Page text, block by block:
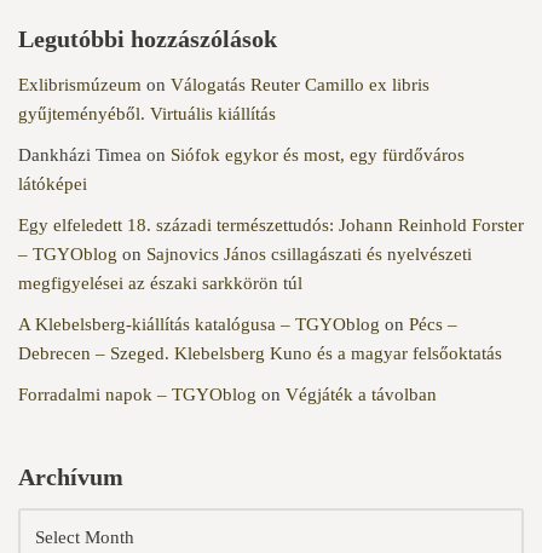
Legutóbbi hozzászólások
Exlibrismúzeum on Válogatás Reuter Camillo ex libris
gyűjteményéből. Virtuális kiállítás
Dankházi Timea on Siófok egykor és most, egy fürdőváros
látóképei
Egy elfeledett 18. századi természettudós: Johann Reinhold Forster
– TGYOblog on Sajnovics János csillagászati és nyelvészeti
megfigyelései az északi sarkkörön túl
A Klebelsberg-kiállítás katalógusa – TGYOblog on Pécs –
Debrecen – Szeged. Klebelsberg Kuno és a magyar felsőoktatás
Forradalmi napok – TGYOblog on Végjáték a távolban
Archívum